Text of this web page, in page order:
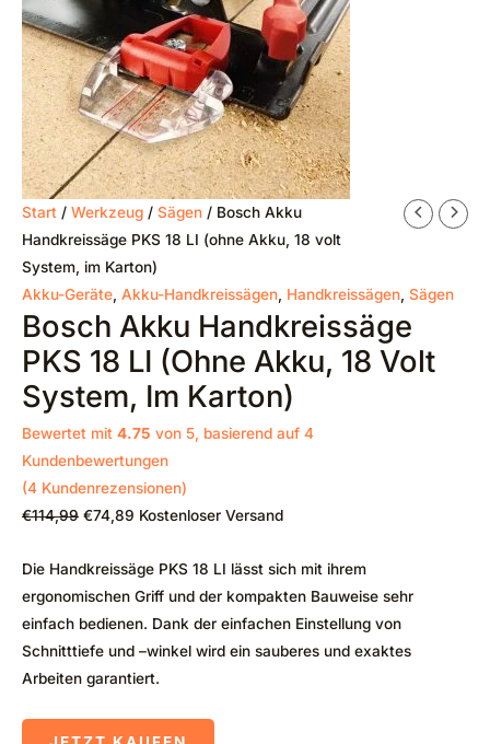
Start / Werkzeug / Sägen / Bosch Akku
Handkreissäge PKS 18 LI (ohne Akku, 18 volt
System, im Karton)
Akku-Geräte, Akku-Handkreissägen, Handkreissägen, Sägen
Bosch Akku Handkreissäge
PKS 18 LI (ohne Akku, 18 Volt
System, Im Karton)
Bewertet mit 4.75 von 5, basierend auf 4
Kundenbewertungen
(4 Kundenrezensionen)
€114,99
Ursprünglicher
Preis
war:
€114,99
€74,89
Aktueller
Preis
ist:
€74,89.
Kostenloser Versand
Die Handkreissäge PKS 18 LI lässt sich mit ihrem
ergonomischen Griff und der kompakten Bauweise sehr
einfach bedienen. Dank der einfachen Einstellung von
Schnitttiefe und –winkel wird ein sauberes und exaktes
Arbeiten garantiert.